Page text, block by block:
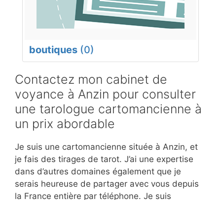
boutiques (0)
Contactez mon cabinet de
voyance à Anzin pour consulter
une tarologue cartomancienne à
un prix abordable
Je suis une cartomancienne située à Anzin, et
je fais des tirages de tarot. J’ai une expertise
dans d’autres domaines également que je
serais heureuse de partager avec vous depuis
la France entière par téléphone. Je suis